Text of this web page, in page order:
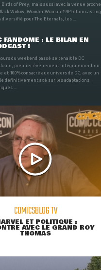
Birds of Prey, mais aussi avec la venue proche
Widow, Wonder Woman 1984 et un casting
diversifié pour The Eternals, les ...
FANDOME : LE BILAN EN
!
du weekend passé se tenait le DC
premier évènement intégralement en
et 100% consacré aux univers de DC, avec un
définitivement axé sur les adaptations
...
COMICSBLOG TV
ET POLITIQUE :
AVEC LE GRAND ROY
THOMAS